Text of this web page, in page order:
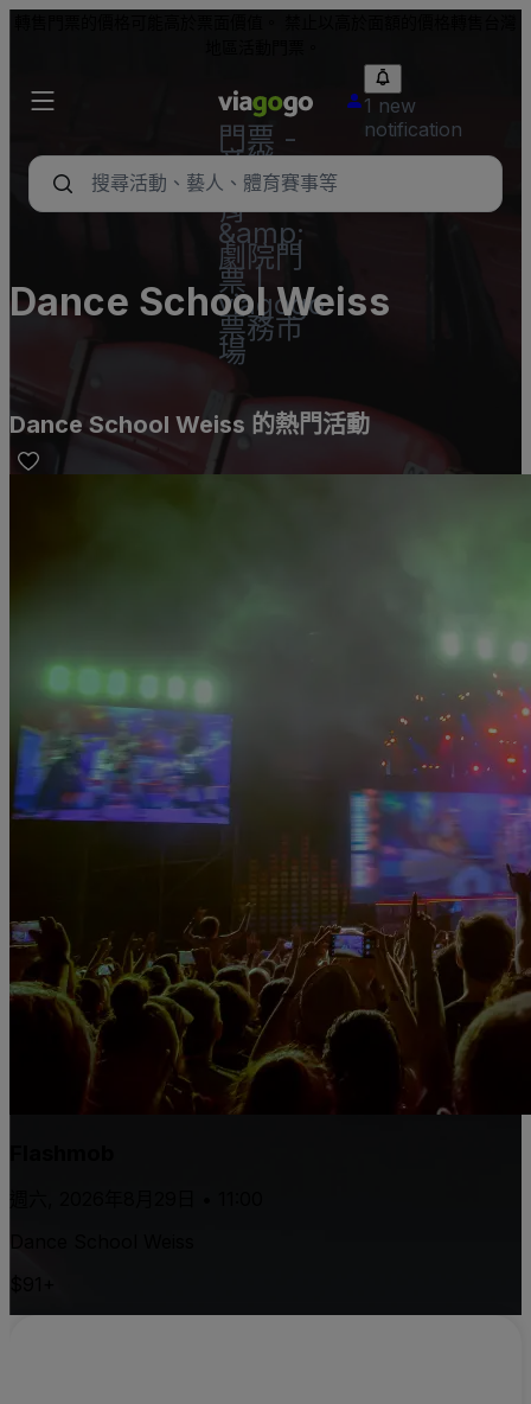
門票 -
音樂
會、體
育
&amp;
劇院門
票 |
viagogo
票務市
場
1 new
notification
Dance School Weiss
Dance School Weiss 的熱門活動